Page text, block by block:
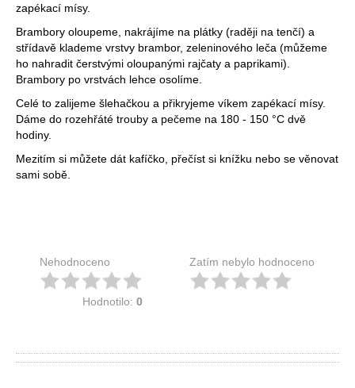
zapékací mísy.
Brambory oloupeme, nakrájíme na plátky (raději na tenčí) a
střídavě klademe vrstvy brambor, zeleninového leča (můžeme
ho nahradit čerstvými oloupanými rajčaty a paprikami).
Brambory po vrstvách lehce osolíme.
Celé to zalijeme šlehačkou a přikryjeme víkem zapékací mísy.
Dáme do rozehřáté trouby a pečeme na 180 - 150 °C dvě
hodiny.
Mezitím si můžete dát kafíčko, přečíst si knížku nebo se věnovat
sami sobě.
Nehodnoceno
Hodnotilo: 0
Zatím nebylo hodnoceno